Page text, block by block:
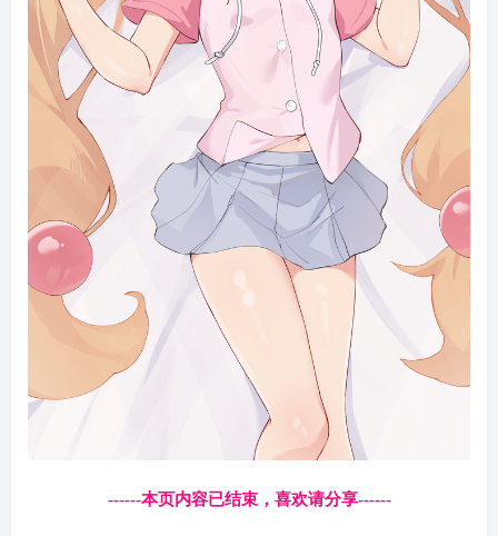
------本页内容已结束，喜欢请分享------